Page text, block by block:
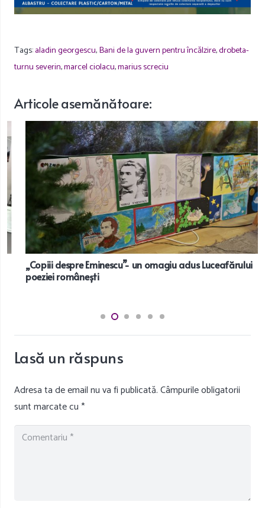
Tags:aladin georgescu,Bani de la guvern pentru încălzire,drobeta-
turnu severin,marcel ciolacu,marius screciu
Articoleasemănătoare:
„Copiii despre Eminescu”- un omagiu adus Luceafărului
poeziei românești
Lasă un răspuns
Adresa ta de email nu va fi publicată.Câmpurile obligatorii
sunt marcate cu *